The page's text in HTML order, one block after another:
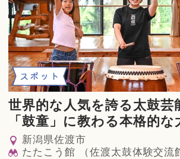
スポット
世界的な人気を誇る太鼓芸
「鼓童」に教わる本格的な
新潟県佐渡市
たたこう館 （佐渡太鼓体験交流